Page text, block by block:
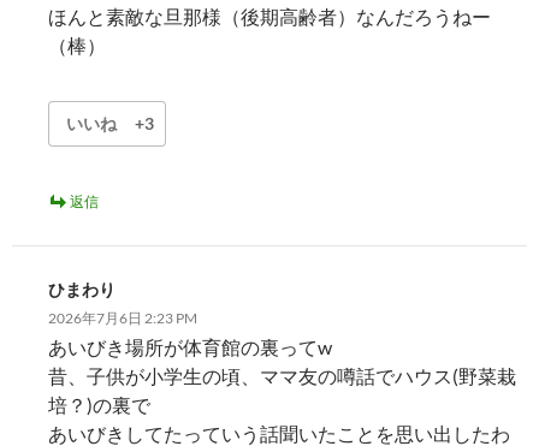
ほんと素敵な旦那様（後期高齢者）なんだろうねー
（棒）
いいね +3
返信
ひまわり
2026年7月6日 2:23 PM
あいびき場所が体育館の裏ってw
昔、子供が小学生の頃、ママ友の噂話でハウス(野菜栽
培？)の裏で
あいびきしてたっていう話聞いたことを思い出したわ